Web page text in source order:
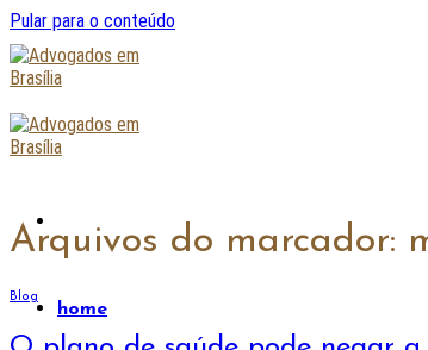
Pular para o conteúdo
home
Arquivos do marcador:
Blog